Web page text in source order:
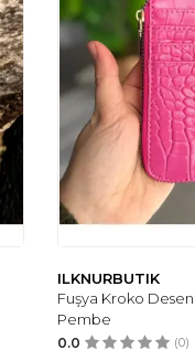
ILKNURBUTIK
Fuşya Kroko
Pembe
0.0 (0)